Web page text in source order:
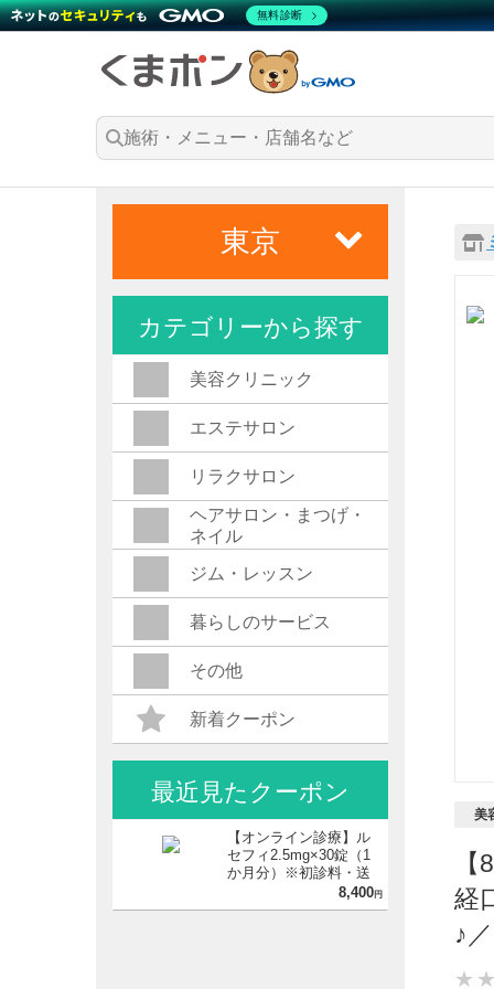
美
経
♪
東京
カテゴリーから探す
美容クリニック
エステサロン
リラクサロン
ヘアサロン・まつげ・
ネイル
ジム・レッスン
暮らしのサービス
その他
新着クーポン
最近見たクーポン
【オンライン診療】ル
セフィ2.5mg×30錠（1
か月分）※初診料・送
8,400円
無料診断